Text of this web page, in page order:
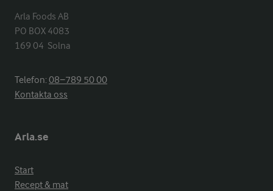
Arla Foods AB
PO BOX 4083
169 04  Solna
Telefon:08−789 50 00
Kontakta oss
Arla.se
Start
Recept & mat